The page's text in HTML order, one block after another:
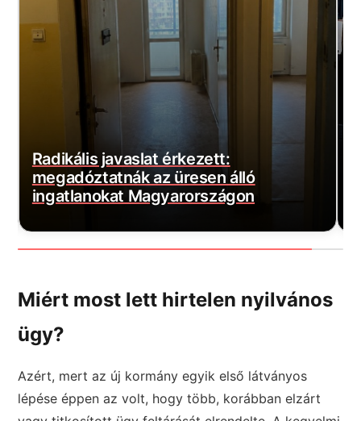
Vitézy 2,3 milliárd forintot fizettetett
vissza Mészáros Lőrinc
magántőkealapjával
Miért most lett hirtelen nyilvános
ügy?
Azért, mert az új kormány egyik első látványos
lépése éppen az volt, hogy több, korábban elzárt